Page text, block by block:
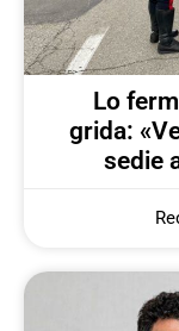
Lo
grida:
sedie